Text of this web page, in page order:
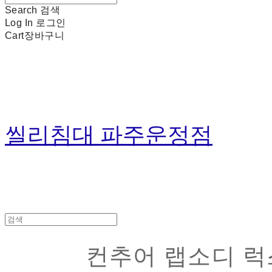
Search 검색
Log In 로그인
Cart장바구니
씰리침대 파주운정점
컨추어 랩소디 럭